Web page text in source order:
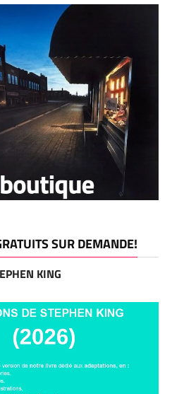
SUR DEMANDE!
KING